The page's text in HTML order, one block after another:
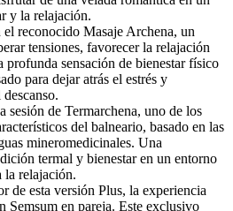
y la relajación.
reconocido Masaje Archena, un
tensiones, favorecer la relajación
sensación de bienestar físico
para dejar atrás el estrés y
sesión de Termarchena, uno de los
del balneario, basado en las
mineromedicinales. Una
termal y bienestar en un entorno
la relajación.
de esta versión Plus, la experiencia
Semsum en pareja. Este exclusivo